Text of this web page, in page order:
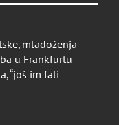
mladoženja
u Frankfurtu
“još im fali